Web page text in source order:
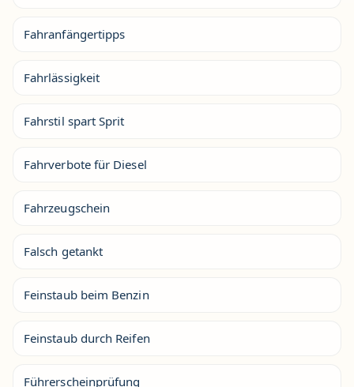
Fahranfängertipps
Fahrlässigkeit
Fahrstil spart Sprit
Fahrverbote für Diesel
Fahrzeugschein
Falsch getankt
Feinstaub beim Benzin
Feinstaub durch Reifen
Führerscheinprüfung